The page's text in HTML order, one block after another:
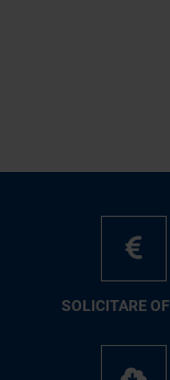
SO­LI­CI­TA­RE